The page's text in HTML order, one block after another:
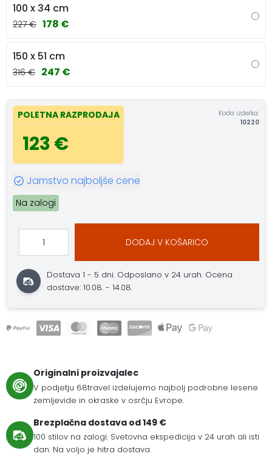
100 x 34 cm
227 € 178 €
150 x 51 cm
316 € 247 €
POLETNA RAZPRODAJA
123 €
Koda izdelka:
10220
Jamstvo najboljše cene
Na zalogi
DODAJ V KOŠARICO
Dostava 1 - 5 dni. Odposlano v 24 urah. Ocena
dostave: 10.08. - 14.08.
Originalni proizvajalec
V podjetju 68travel izdelujemo najbolj podrobne lesene
zemljevide in okraske v osrčju Evrope.
Brezplačna dostava od 149 €
100 stilov na zalogi. Svetovna ekspedicija v 24 urah ali isti
dan. Na voljo je hitra dostava.